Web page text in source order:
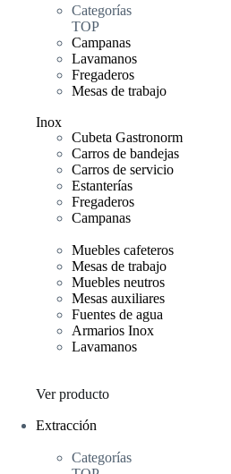
Categorías
TOP
Campanas
Lavamanos
Fregaderos
Mesas de trabajo
Inox
Cubeta Gastronorm
Carros de bandejas
Carros de servicio
Estanterías
Fregaderos
Campanas
Muebles cafeteros
Mesas de trabajo
Muebles neutros
Mesas auxiliares
Fuentes de agua
Armarios Inox
Lavamanos
Ver producto
Extracción
Categorías